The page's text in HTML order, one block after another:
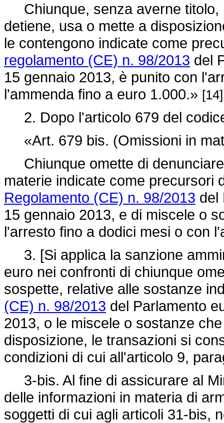
Chiunque, senza averne titolo,
detiene, usa o mette a
le contengono indicate come
regolamento (CE) n. 98/2013 del
15 gennaio 2013, è punito con
l'ammenda fino a euro 1.000.» [14]
2. Dopo l'articolo 679 del
«Art. 679 bis. (Omissioni in
Chiunque omette di
materie indicate come precursori
Regolamento (CE) n. 98/2013 del
15 gennaio 2013, e di miscele o
l'arresto fino a dodici mesi o con
3. [Si applica la sanzione
euro nei confronti di chiunque
sospette, relative alle sostanze
(CE) n. 98/2013 del Parlamento
2013, o le miscele o sostanze
disposizione, le transazioni si
condizioni di cui all'articolo 9,
3-bis. Al fine di assicurare al
delle informazioni in materia di
soggetti di cui agli articoli 31-bis,